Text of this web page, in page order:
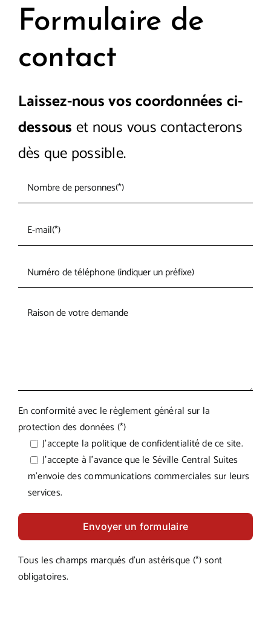
Formulaire de
contact
Laissez-nous vos coordonnées ci-
dessouset nous vous contacterons
dès que possible.
En conformité avec le règlement général sur la
protection des données (*)
J'accepte la politique de confidentialitéde ce site.
J'accepte à l'avance que le Séville Central Suites
m'envoie des communications commerciales sur leurs
services.
Tous les champs marqués d'un astérisque (*) sont
obligatoires.